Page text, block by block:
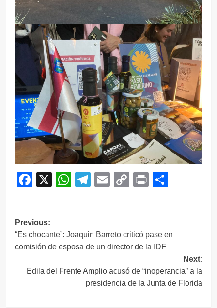
Facebook
X WhatsApp
Telegram
EmailCopy
Print
Navegación
de
entradas
Previous:
“Es chocante”: Joaquin Barreto criticó pase en
comisión de esposa de un director de la IDF
Next:
Edila del Frente Amplio acusó de “inoperancia” a la
presidencia de la Junta de Florida